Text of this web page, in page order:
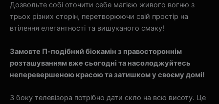
Дозвольте собі оточити себе магією живого вогню з
трьох різних сторін, перетворюючи свій простір на
втілення елегантності та вишуканого смаку!
Замовте П-подібний біокамін з правостороннім
розташуванням вже сьогодні та насолоджуйтесь
неперевершеною красою та затишком у своєму домі!
З боку телевізора потрібно дати скло на всю висоту. Це